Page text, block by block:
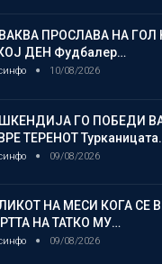
ВАКВА ПРОСЛАВА НА ГОЛ
ДЕН Фудбалер…
10/08/2026
ШКЕНДИЈА ГО ПОБЕДИ
ТЕРЕНОТ
09/08/2026
НА МЕСИ КОГА СЕ
НА ТАТКО МУ…
09/08/2026